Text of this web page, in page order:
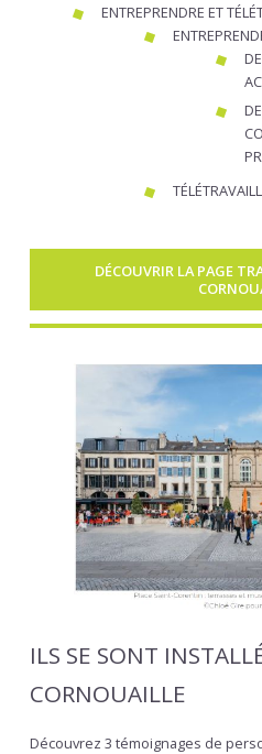
ENTREPRENDRE ET
DÉCOUVRIR LA PAGE
ILS SE SONT
CORNOUAILLE
Découvrez 3 témoignages de